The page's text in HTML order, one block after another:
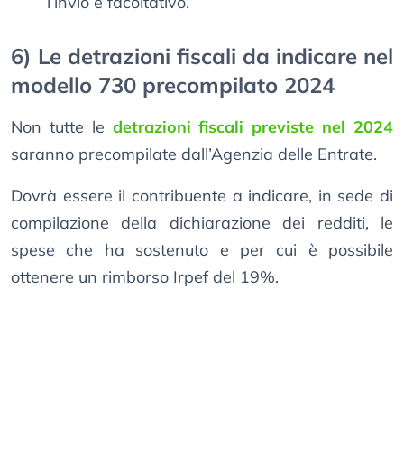
6) Le detrazioni fiscali da indicare nel
modello 730 precompilato 2024
Non tutte le detrazioni fiscali previste nel 2024
saranno precompilate dall’Agenzia delle Entrate.
Dovrà essere il contribuente a indicare, in sede di
compilazione della dichiarazione dei redditi, le
spese che ha sostenuto e per cui è possibile
ottenere un rimborso Irpef del 19%.